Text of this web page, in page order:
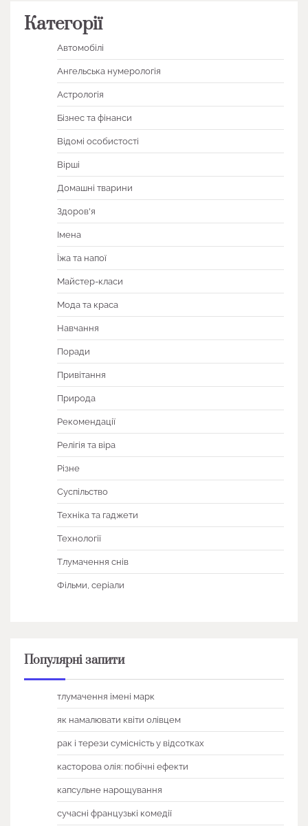
Категорії
Автомобілі
Ангельська нумерологія
Астрологія
Бізнес та фінанси
Відомі особистості
Вірші
Домашні тварини
Здоров'я
Імена
Їжа та напої
Майстер-класи
Мода та краса
Навчання
Поради
Привітання
Природа
Рекомендації
Релігія та віра
Різне
Суспільство
Техніка та гаджети
Технології
Тлумачення снів
Фільми, серіали
Популярні запити
тлумачення імені марк
як намалювати квіти олівцем
рак і терези сумісність у відсотках
касторова олія: побічні ефекти
капсульне нарощування
сучасні французькі комедії